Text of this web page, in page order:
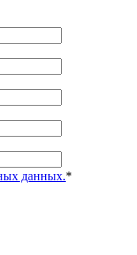
данных.*